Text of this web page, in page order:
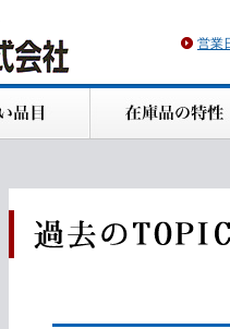
営業